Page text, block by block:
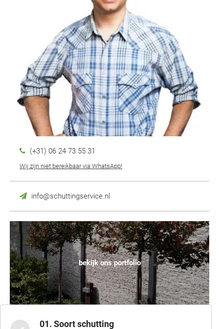
(+31) 06 24 73 55 31
Wij zijn niet bereikbaar via WhatsApp!
info@schuttingservice.nl
bekijk ons portfolio
01. Soort schutting